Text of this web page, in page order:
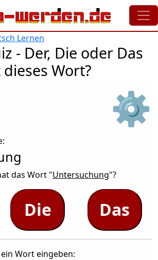
Lernen
- Der, Die oder Das
Wort?
⚙
das Wort "Untersuchung"?
Die Das
Wort eingeben: